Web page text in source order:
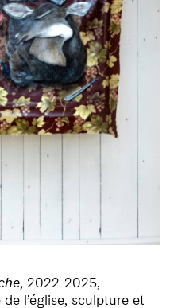
, 2022-2025,
l’église, sculpture et